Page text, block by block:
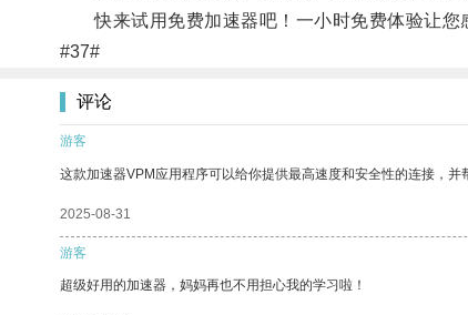
快来试用免费加速器吧！一小时免费体验让您
#37#
评论
游客
这款加速器VPM应用程序可以给你提供最高速度和安全性的连接，并
2025-08-31
游客
超级好用的加速器，妈妈再也不用担心我的学习啦！